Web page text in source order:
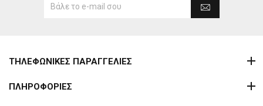
ΤΗΛΕΦΩΝΙΚΕΣ ΠΑΡΑΓΓΕΛΙΕΣ
ΠΛΗΡΟΦΟΡΙΕΣ